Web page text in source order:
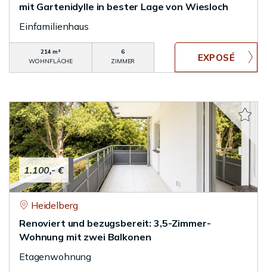
mit Gartenidylle in bester Lage von Wiesloch
Einfamilienhaus
214 m²
WOHNFLÄCHE
6
ZIMMER
1.100,- €
Heidelberg
Renoviert und bezugsbereit: 3,5-Zimmer-
Wohnung mit zwei Balkonen
Etagenwohnung